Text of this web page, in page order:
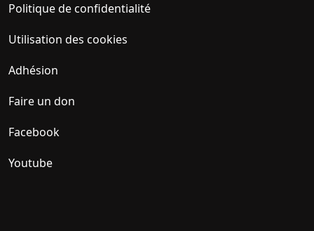
Politique de confidentialité
Utilisation des cookies
Adhésion
Faire un don
Facebook
Youtube